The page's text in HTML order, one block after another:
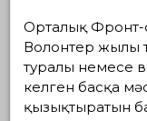
Орталық Фронт-
Волонтер жылы
туралы немесе
келген басқа
қызықтыратын